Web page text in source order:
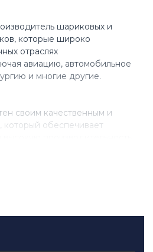
шариковых и
которые широко
отраслях
авиацию, автомобильное
и многие другие.
своим качественным и
обеспечивает
имеет более чем